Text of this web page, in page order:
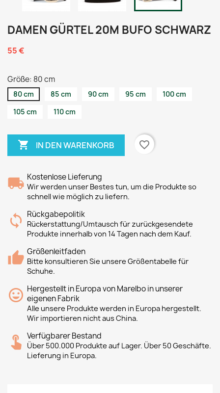
DAMEN GÜRTEL 20M BUFO SCHWARZ
55 €
Größe: 80 cm
80 cm 85 cm 90 cm 95 cm
100 cm
105 cm
110 cm
 IN DEN WARENKORB favorite_border
Kostenlose Lieferung
Wir werden unser Bestes tun, um die Produkte so
schnell wie möglich zu liefern.
Rückgabepolitik
Rückerstattung/Umtausch für zurückgesendete
Produkte innerhalb von 14 Tagen nach dem Kauf.
Größenleitfaden
Bitte konsultieren Sie unsere Größentabelle für
Schuhe.
Hergestellt in Europa von Marelbo in unserer
eigenen Fabrik
Alle unsere Produkte werden in Europa hergestellt.
Wir importieren nicht aus China.
Verfügbarer Bestand
Über 500.000 Produkte auf Lager. Über 50 Geschäfte.
Lieferung in Europa.